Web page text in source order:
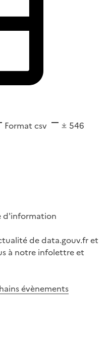
Format csv
546
d'information
de data.gouv.fr et
à notre infolettre et
évènements